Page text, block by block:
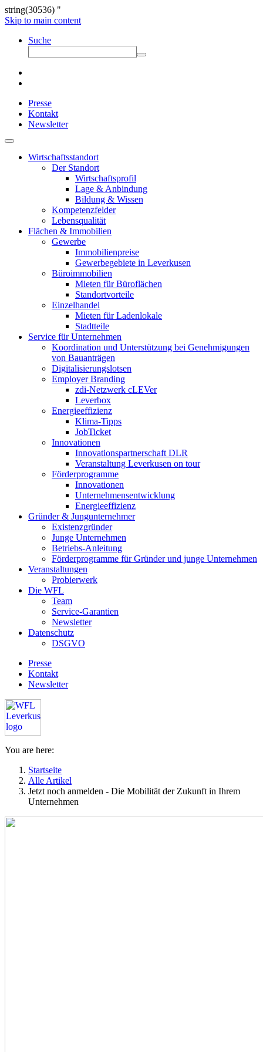
string(30536) "
Skip to main content
Suche
Presse
Kontakt
Newsletter
Wirtschaftsstandort
Der Standort
Wirtschaftsprofil
Lage & Anbindung
Bildung & Wissen
Kompetenzfelder
Lebensqualität
Flächen & Immobilien
Gewerbe
Immobilienpreise
Gewerbegebiete in Leverkusen
Büroimmobilien
Mieten für Büroflächen
Standortvorteile
Einzelhandel
Mieten für Ladenlokale
Stadtteile
Service für Unternehmen
Koordination und Unterstützung bei Genehmigungen
von Bauanträgen
Digitalisierungslotsen
Employer Branding
zdi-Netzwerk cLEVer
Leverbox
Energieeffizienz
Klima-Tipps
JobTicket
Innovationen
Innovationspartnerschaft DLR
Veranstaltung Leverkusen on tour
Förderprogramme
Innovationen
Unternehmensentwicklung
Energieeffizienz
Gründer & Jungunternehmer
Existenzgründer
Junge Unternehmen
Betriebs-Anleitung
Förderprogramme für Gründer und junge Unternehmen
Veranstaltungen
Probierwerk
Die WFL
Team
Service-Garantien
Newsletter
Datenschutz
DSGVO
Presse
Kontakt
Newsletter
You are here:
Startseite
Alle Artikel
Jetzt noch anmelden - Die Mobilität der Zukunft in Ihrem
Unternehmen